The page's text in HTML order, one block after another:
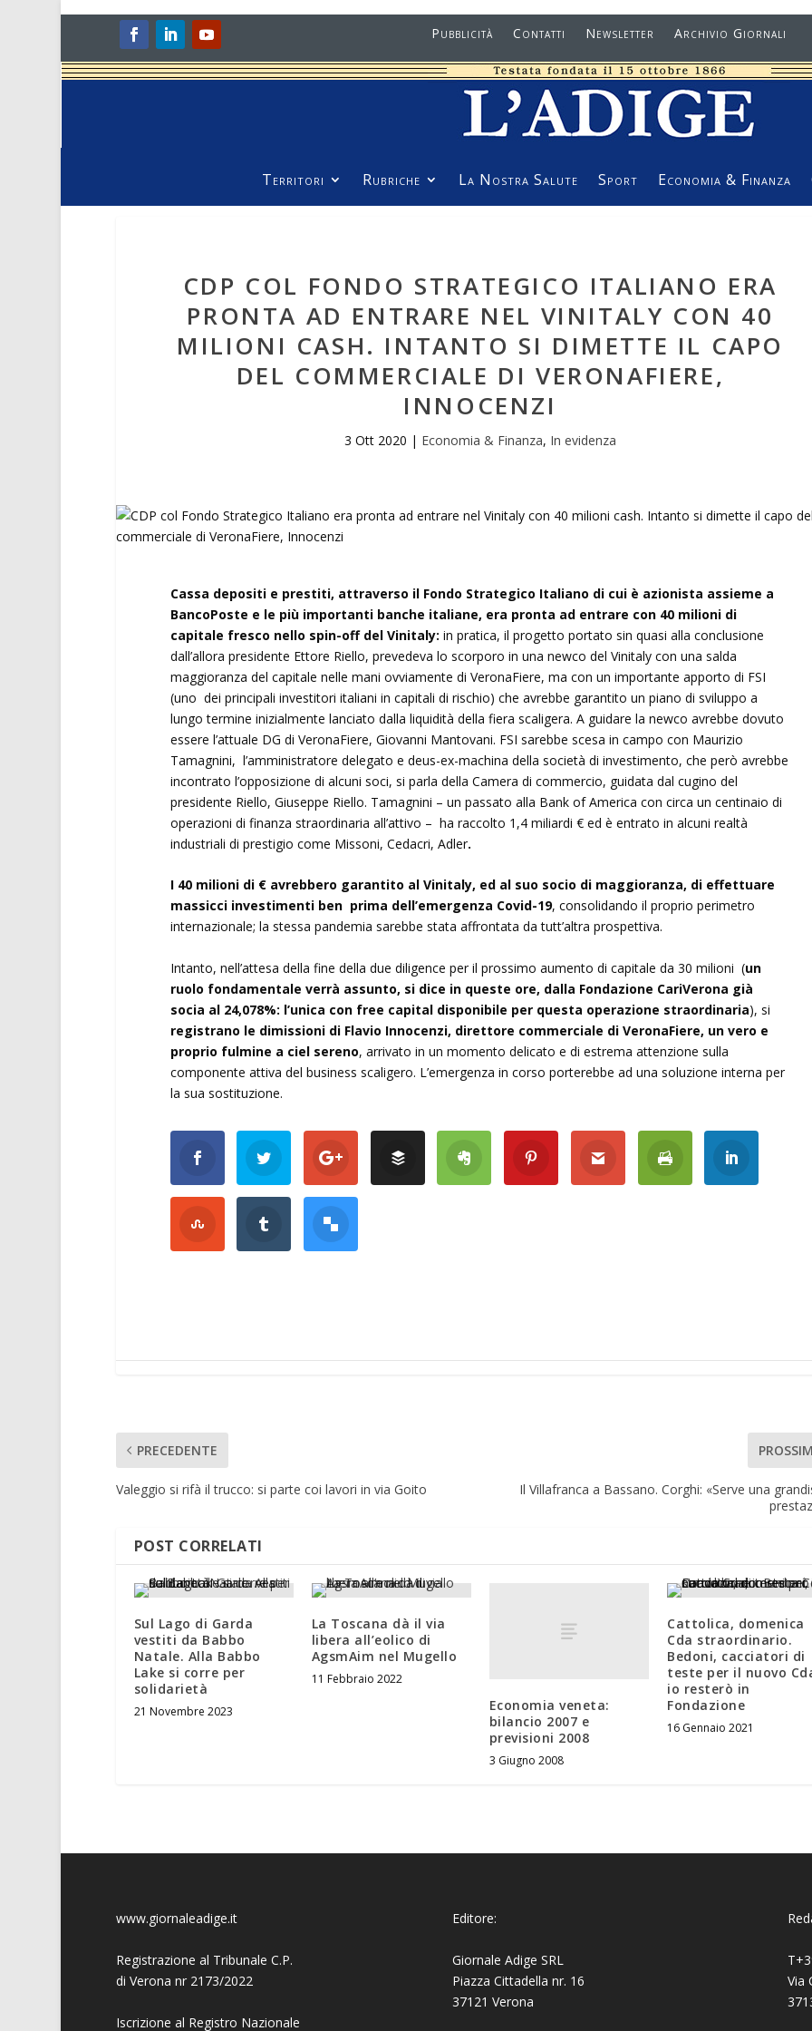
Pubblicità Contatti Newsletter Archivio Giornali
Territori Rubriche La Nostra Salute Sport Economia & Finanza
CDP COL FONDO STRATEGICO ITALIANO ERA
PRONTA AD ENTRARE NEL VINITALY CON 40
MILIONI CASH. INTANTO SI DIMETTE IL CAPO
DEL COMMERCIALE DI VERONAFIERE,
INNOCENZI
3 Ott 2020 | Economia & Finanza, In evidenza
Cassa depositi e prestiti, attraverso il Fondo Strategico Italiano di cui è azionista assieme a
BancoPoste e le più importanti banche italiane, era pronta ad entrare con 40 milioni di
capitale fresco nello spin-off del Vinitaly: in pratica, il progetto portato sin quasi alla conclusione
dall’allora presidente Ettore Riello, prevedeva lo scorporo in una newco del Vinitaly con una salda
maggioranza del capitale nelle mani ovviamente di VeronaFiere, ma con un importante apporto di FSI
(uno dei principali investitori italiani in capitali di rischio) che avrebbe garantito un piano di sviluppo a
lungo termine inizialmente lanciato dalla liquidità della fiera scaligera. A guidare la newco avrebbe dovuto
essere l’attuale DG di VeronaFiere, Giovanni Mantovani. FSI sarebbe scesa in campo con Maurizio
Tamagnini, l’amministratore delegato e deus-ex-machina della società di investimento, che però avrebbe
incontrato l’opposizione di alcuni soci, si parla della Camera di commercio, guidata dal cugino del
presidente Riello, Giuseppe Riello. Tamagnini – un passato alla Bank of America con circa un centinaio di
operazioni di finanza straordinaria all’attivo – ha raccolto 1,4 miliardi € ed è entrato in alcuni realtà
industriali di prestigio come Missoni, Cedacri, Adler.
I 40 milioni di € avrebbero garantito al Vinitaly, ed al suo socio di maggioranza, di effettuare
massicci investimenti ben prima dell’emergenza Covid-19, consolidando il proprio perimetro
internazionale; la stessa pandemia sarebbe stata affrontata da tutt’altra prospettiva.
Intanto, nell’attesa della fine della due diligence per il prossimo aumento di capitale da 30 milioni (un
ruolo fondamentale verrà assunto, si dice in queste ore, dalla Fondazione CariVerona già
socia al 24,078%: l’unica con free capital disponibile per questa operazione straordinaria), si
registrano le dimissioni di Flavio Innocenzi, direttore commerciale di VeronaFiere, un vero e
proprio fulmine a ciel sereno, arrivato in un momento delicato e di estrema attenzione sulla
componente attiva del business scaligero. L’emergenza in corso porterebbe ad una soluzione interna per
la sua sostituzione.
PRECEDENTE
Valeggio si rifà il trucco: si parte coi lavori in via Goito
Il Villafranca a Bassano. Corghi: «Serve una
POST CORRELATI
Sul Lago di Garda
vestiti da Babbo
Natale. Alla Babbo
Lake si corre per
solidarietà
21 Novembre 2023
La Toscana dà il via
libera all’eolico di
AgsmAim nel Mugello
11 Febbraio 2022
Economia veneta:
bilancio 2007 e
previsioni 2008
3 Giugno 2008
Cattolica, domenica
Cda straordinario.
Bedoni, cacciatori di
teste per il nuovo
io resterò in
Fondazione
16 Gennaio 2021
www.giornaleadige.it
Registrazione al Tribunale C.P.
di Verona nr 2173/2022
Iscrizione al Registro Nazionale
Editore:
Giornale Adige SRL
Piazza Cittadella nr. 16
37121 Verona
Via